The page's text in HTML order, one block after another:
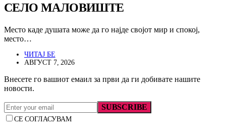
СЕЛО МАЛОВИШТЕ
Место каде душата може да го најде својот мир и спокој,
место…
ЧИТАЈ БЕ
АВГУСТ 7, 2026
Внесете го вашиот емаил за први да ги добивате нашите
новости.
SUBSCRIBE
СЕ СОГЛАСУВАМ